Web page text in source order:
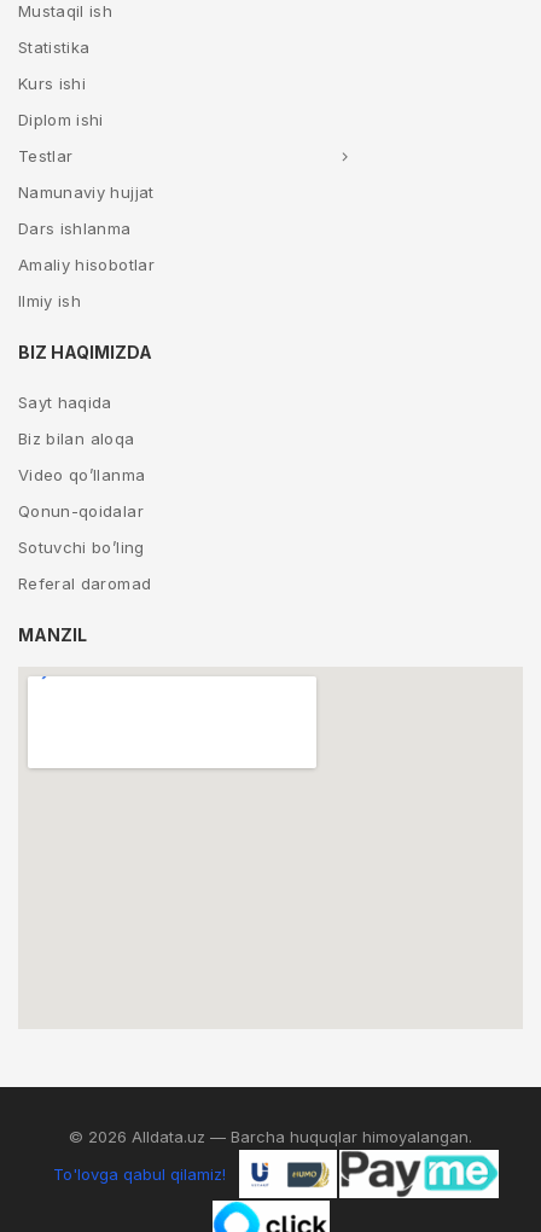
Mustaqil ish
Statistika
Kurs ishi
Diplom ishi
Testlar
Namunaviy hujjat
Dars ishlanma
Amaliy hisobotlar
Ilmiy ish
BIZ HAQIMIZDA
Sayt haqida
Biz bilan aloqa
Video qo’llanma
Qonun-qoidalar
Sotuvchi bo’ling
Referal daromad
MANZIL
© 2026 Alldata.uz — Barcha huquqlar himoyalangan.
To'lovga qabul qilamiz!